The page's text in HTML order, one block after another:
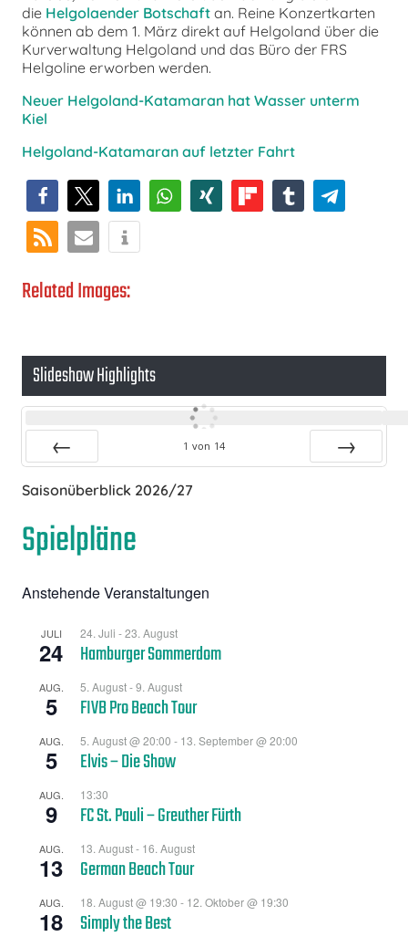
die Helgolaender Botschaft an. Reine Konzertkarten
können ab dem 1. März direkt auf Helgoland über die
Kurverwaltung Helgoland und das Büro der FRS
Helgoline erworben werden.
Neuer Helgoland-Katamaran hat Wasser unterm
Kiel
Helgoland-Katamaran auf letzter Fahrt
Related Images:
Slideshow Highlights
1 von 14
Saisonüberblick 2026/27
Spielpläne
Anstehende Veranstaltungen
JULI
24
24. Juli -23. August
Hamburger Sommerdom
AUG.
5
5. August-9. August
FIVB Pro Beach Tour
AUG.
5
5. August @ 20:00 - 13. September @ 20:00
Elvis – Die Show
AUG.
9
13:30
FC St. Pauli – Greuther Fürth
AUG.
13
13. August- 16. August
German Beach Tour
AUG.
18
18. August @ 19:30 - 12. Oktober @ 19:30
Simply the Best